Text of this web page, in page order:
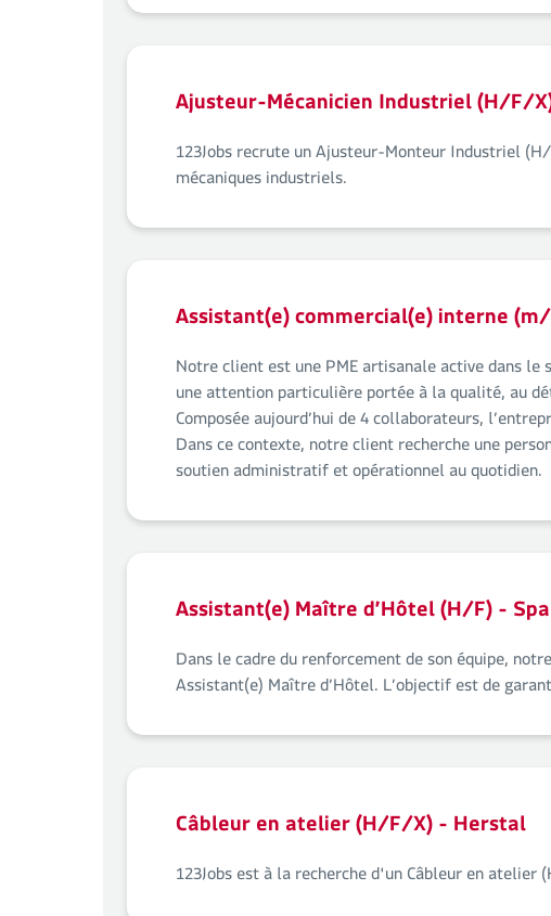
Ajusteur-Mécanicien Industriel (H/F/
123Jobs recrute un Ajusteur-Monteur Industriel
mécaniques industriels.
Assistant(e) commercial(e) interne
Notre client est une PME artisanale active dans
une attention particulière portée à la qualité, au
Composée aujourd’hui de 4 collaborateurs,
Dans ce contexte, notre client recherche une
soutien administratif et opérationnel au quotidien.
Assistant(e) Maître d’Hôtel (H/F) - Spa
Dans le cadre du renforcement de son équipe,
Assistant(e) Maître d’Hôtel. L’objectif est de
Câbleur en atelier (H/F/X) - Herstal
123Jobs est à la recherche d'un Câbleur en